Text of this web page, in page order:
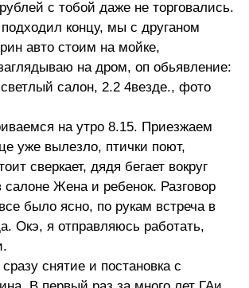
с тобой даже не торговались.
концу, мы с друганом
авто стоим на мойке,
на дром, оп обьявление:
салон, 2.2 4везде., фото
на утро 8.15. Приезжаем
уже вылезло, птички поют,
сверкает, дядя бегает вокруг
салоне Жена и ребенок. Разговор
было ясно, по рукам встреча в
Окэ, я отправляюсь работать,
снятие и постановка с